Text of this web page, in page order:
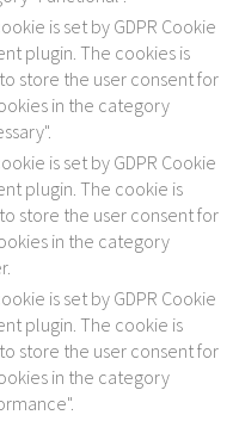
is set by GDPR Cookie
plugin. The cookies is
store the user consent for
in the category
is set by GDPR Cookie
plugin. The cookie is
store the user consent for
in the category
is set by GDPR Cookie
plugin. The cookie is
store the user consent for
in the category